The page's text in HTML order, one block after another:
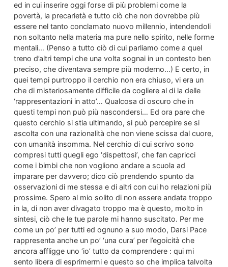
ed in cui inserire oggi forse di più problemi come la
povertà, la precarietà e tutto ciò che non dovrebbe più
essere nel tanto conclamato nuovo millennio, intendendoli
non soltanto nella materia ma pure nello spirito, nelle forme
mentali… (Penso a tutto ciò di cui parliamo come a quel
treno d’altri tempi che una volta sognai in un contesto ben
preciso, che diventava sempre più moderno…) E certo, in
quei tempi purtroppo il cerchio non era chiuso, vi era un
che di misteriosamente difficile da cogliere al di la delle
‘rappresentazioni in atto’… Qualcosa di oscuro che in
questi tempi non può più nascondersi… Ed ora pare che
questo cerchio si stia ultimando, si può percepire se si
ascolta con una razionalità che non viene scissa dal cuore,
con umanità insomma. Nel cerchio di cui scrivo sono
compresi tutti quegli ego ‘dispettosi’, che fan capricci
come i bimbi che non vogliono andare a scuola ad
imparare per davvero; dico ciò prendendo spunto da
osservazioni di me stessa e di altri con cui ho relazioni più
prossime. Spero al mio solito di non essere andata troppo
in la, di non aver divagato troppo ma è questo, molto in
sintesi, ciò che le tue parole mi hanno suscitato. Per me
come un po’ per tutti ed ognuno a suo modo, Darsi Pace
rappresenta anche un po’ ‘una cura’ per l’egoicità che
ancora affligge uno ‘io’ tutto da comprendere : qui mi
sento libera di esprimermi e questo so che implica talvolta